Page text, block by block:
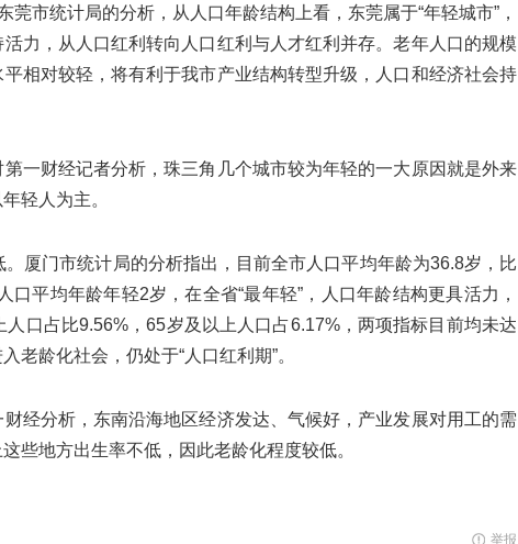
莞市统计局的分析，从人口年龄结构上看，东莞属于“年轻城市”，
力，从人口红利转向人口红利与人才红利并存。老年人口的规模
相对较轻，将有利于我市产业结构转型升级，人口和经济社会持
一财经记者分析，珠三角几个城市较为年轻的一大原因就是外来
轻人为主。
厦门市统计局的分析指出，目前全市人口平均年龄为36.8岁，比
平均年龄年轻2岁，在全省“最年轻”，人口年龄结构更具活力，
口占比9.56%，65岁及以上人口占6.17%，两项指标目前均未达
老龄化社会，仍处于“人口红利期”。
经分析，东南沿海地区经济发达、气候好，产业发展对用工的需
些地方出生率不低，因此老龄化程度较低。
举报